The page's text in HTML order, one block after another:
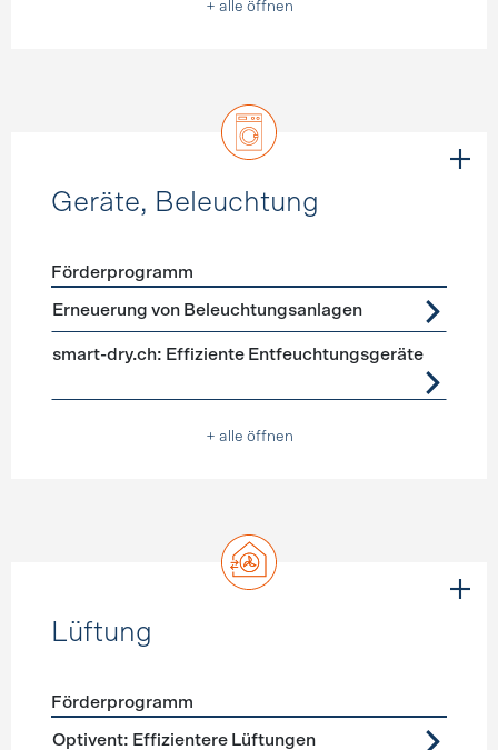
+ alle öffnen
Geräte, Beleuchtung
Förderprogramme Geräte, Beleuchtung
Förderprogramm
Erneuerung von Beleuchtungsanlagen
smart-dry.ch: Effiziente Entfeuchtungsgeräte
+ alle öffnen
Lüftung
Förderprogramme Lüftung
Förderprogramm
Optivent: Effizientere Lüftungen